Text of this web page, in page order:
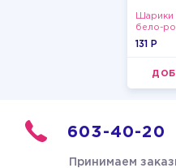
Шарики
бело-
красные
131 P
603-40-20
Принимаем